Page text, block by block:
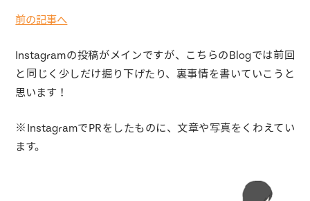
前の記事へ
Instagramの投稿がメインですが、こちらのBlogでは前回
と同じく少しだけ掘り下げたり、裏事情を書いていこうと
思います！
※InstagramでPRをしたものに、文章や写真をくわえてい
ます。